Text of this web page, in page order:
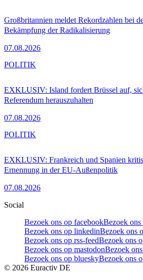
Großbritannien meldet Rekordzahlen bei
Bekämpfung der Radikalisierung
07.08.2026
EXKLUSIV: Island fordert Brüssel auf,
Referendum herauszuhalten
07.08.2026
POLITIK
EXKLUSIV: Frankreich und Spanien
Ernennung in der EU-Außenpolitik
07.08.2026
POLITIK
Social
Bezoek ons op facebookBezoek
Bezoek ons op linkedinBezoek ons
Bezoek ons op rss-feedBezoek ons
Bezoek ons op mastodonBezoek
Bezoek ons op blueskyBezoek ons
© 2026 Euractiv DE